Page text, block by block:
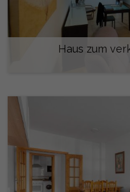
Haus zum